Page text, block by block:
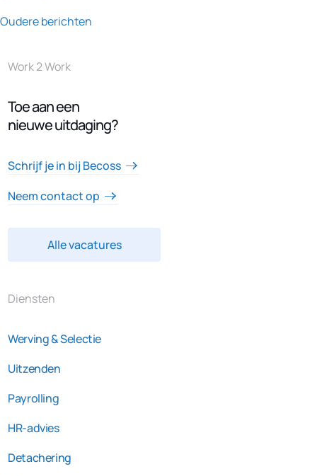
Berichtennavigatie
Oudere berichten
Work 2 Work
Toe aan een
nieuwe uitdaging?
Schrijf je in bij Becoss
Neem contact op
Alle vacatures
Diensten
Werving & Selectie
Uitzenden
Payrolling
HR-advies
Detachering